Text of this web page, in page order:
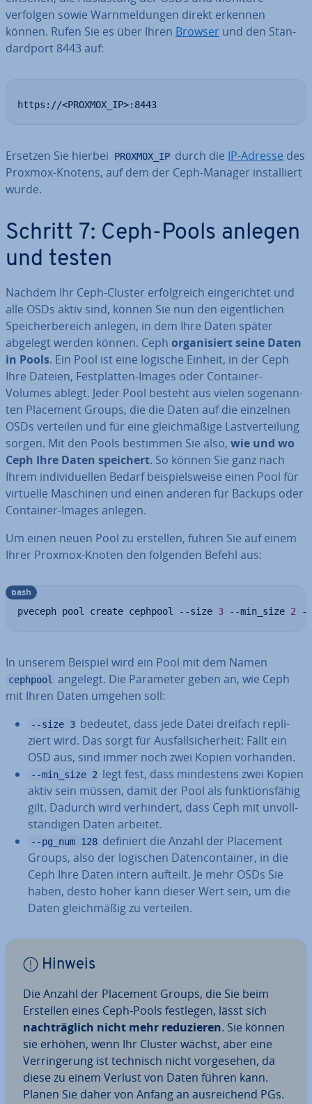
verfolgen sowie Warn­mel­dun­gen direkt erkennen
können. Rufen Sie es über Ihren Browser und den Stan­
dard­port 8443 auf:
https://<PROXMOX_IP>:8443
Ersetzen Sie hierbei PROXMOX_IP durch die IP-Adresse des
Proxmox-Knotens, auf dem der Ceph-Manager in­stal­liert
wurde.
Schritt 7: Ceph-Pools anlegen
und testen
Nachdem Ihr Ceph-Cluster er­folg­reich ein­ge­rich­tet und
alle OSDs aktiv sind, können Sie nun den ei­gent­li­chen
Spei­cher­be­reich anlegen, in dem Ihre Daten später
abgelegt werden können. Ceph or­ga­ni­siert seine Daten
in Pools. Ein Pool ist eine logische Einheit, in der Ceph
Ihre Dateien, Fest­plat­ten-Images oder Container-
Volumes ablegt. Jeder Pool besteht aus vielen so­ge­nann­
ten Placement Groups, die die Daten auf die einzelnen
OSDs verteilen und für eine gleich­mä­ßi­ge Last­ver­tei­lung
sorgen. Mit den Pools bestimmen Sie also, wie und wo
Ceph Ihre Daten speichert. So können Sie ganz nach
Ihrem in­di­vi­du­el­len Bedarf bei­spiels­wei­se einen Pool für
virtuelle Maschinen und einen anderen für Backups oder
Container-Images anlegen.
Um einen neuen Pool zu erstellen, führen Sie auf einem
Ihrer Proxmox-Knoten den folgenden Befehl aus:
pveceph pool create cephpool --size 3 --min_size 2 --
bash
In unserem Beispiel wird ein Pool mit dem Namen
cephpool
angelegt. Die Parameter geben an, wie Ceph
mit Ihren Daten umgehen soll:
--size 3 bedeutet, dass jede Datei dreifach re­pli­
ziert wird. Das sorgt für Aus­fall­si­cher­heit: Fällt ein
OSD aus, sind immer noch zwei Kopien vorhanden.
--min_size 2 legt fest, dass min­des­tens zwei Kopien
aktiv sein müssen, damit der Pool als funk­ti­ons­fä­hig
gilt. Dadurch wird ver­hin­dert, dass Ceph mit un­voll­
stän­di­gen Daten arbeitet.
--pg_num 128 definiert die Anzahl der Placement
Groups, also der logischen Da­ten­con­tai­ner, in die
Ceph Ihre Daten intern aufteilt. Je mehr OSDs Sie
haben, desto höher kann dieser Wert sein, um die
Daten gleich­mä­ßig zu verteilen.
Hinweis
Die Anzahl der Placement Groups, die Sie beim
Erstellen eines Ceph-Pools festlegen, lässt sich
nach­träg­lich nicht mehr re­du­zie­ren. Sie können
sie erhöhen, wenn Ihr Cluster wächst, aber eine
Ver­rin­ge­rung ist technisch nicht vor­ge­se­hen, da
diese zu einem Verlust von Daten führen kann.
Planen Sie daher von Anfang an aus­rei­chend PGs.